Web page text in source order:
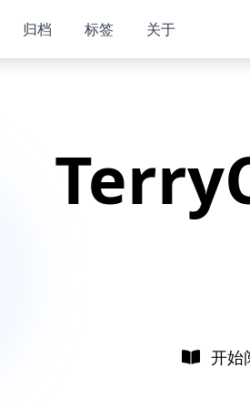
归档 标签 关于
开始